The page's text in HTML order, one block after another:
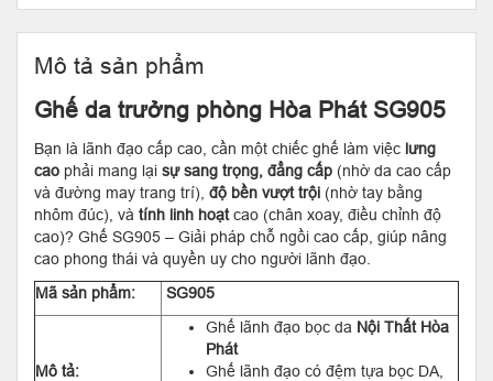
Mô tả sản phẩm
Ghế da trưởng phòng Hòa Phát SG905
Bạn là lãnh đạo cấp cao, cần một chiếc ghế làm việc lưng
cao phải mang lại sự sang trọng, đẳng cấp (nhờ da cao cấp
và đường may trang trí), độ bền vượt trội (nhờ tay bằng
nhôm đúc), và tính linh hoạtcao (chân xoay, điều chỉnh độ
cao)? Ghế SG905 – Giải pháp chỗ ngồi cao cấp, giúp nâng
cao phong thái và quyền uy cho người lãnh đạo.
Mã sản phẩm:
SG905
Mô tả:
Ghế lãnh đạo bọc da Nội Thất Hòa
Phát
Ghế lãnh đạo có đệm tựa bọc DA,